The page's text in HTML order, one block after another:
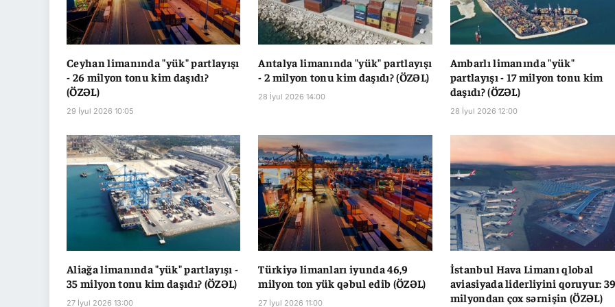
Ceyhan limanında "yük" partlayışı
- 26 milyon tonu kim daşıdı?
(ÖZƏL)
29 İyul 2026 10:05
Antalya limanında "yük" partlayışı
- 2 milyon tonu kim daşıdı? (ÖZƏL)
28 İyul 2026 14:00
Ambarlı limanında "yük"
partlayışı - 17 milyon tonu kim
daşıdı? (ÖZƏL)
28 İyul 2026 12:00
Aliağa limanında "yük" partlayışı -
35 milyon tonu kim daşıdı? (ÖZƏL)
27 İyul 2026 13:00
Türkiyə limanları iyunda 46,9
milyon ton yük qəbul edib (ÖZƏL)
27 İyul 2026 11:00
İstanbul Hava Limanı qlobal
aviasiyada liderliyini qoruyur:
milyondan çox sərnişin (ÖZƏL)